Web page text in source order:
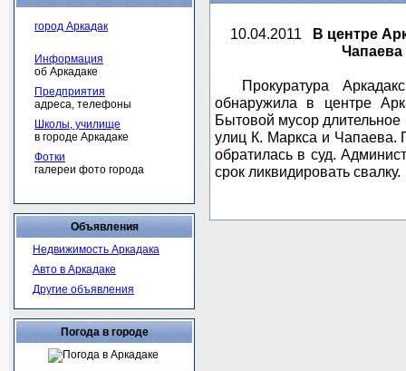
город Аркадак
Информация
об Аркадаке
Предприятия
адреса, телефоны
Школы, училище
в городе Аркадаке
Фотки
галереи фото города
Объявления
Недвижимость Аркадака
Авто в Аркадаке
Другие объявления
Погода в городе
10.04.2011 В центре
Чапаева
Прокуратура
обнаружила в центре
Бытовой мусор
улиц К. Маркса и Чапаева.
обратилась в суд.
срок ликвидировать свалку.